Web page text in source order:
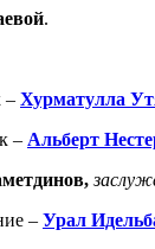
.
– Хурматулла
– Альберт
– Урал